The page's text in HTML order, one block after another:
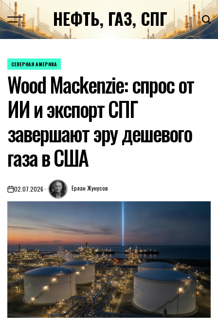
Перейти
к
содержимомуНЕФТЬ, ГАЗ, СПГ
ОПУБЛИКОВАНО
СЕВЕРНАЯ АМЕРИКА
Wood Mackenzie: спрос от
ИИ и экспорт СПГ
завершают эру дешевого
газа в США
on02.07.2026 Ерлан Жунусов